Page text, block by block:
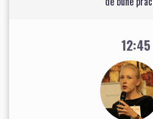
12:45